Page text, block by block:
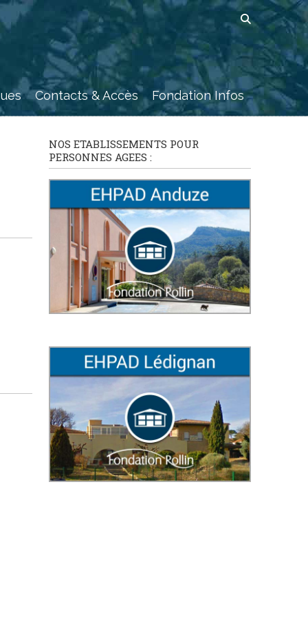
Contacts & Accès Fondation Infos
NOS ETABLISSEMENTS POUR
PERSONNES AGEES :